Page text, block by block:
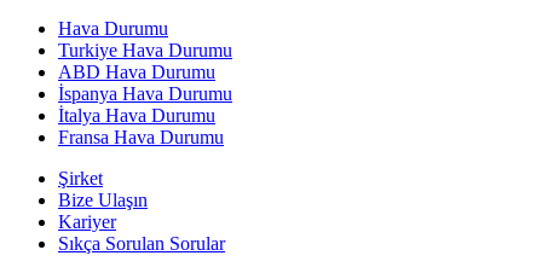
Hava Durumu
Turkiye Hava Durumu
ABD Hava Durumu
İspanya Hava Durumu
İtalya Hava Durumu
Fransa Hava Durumu
Şirket
Bize Ulaşın
Kariyer
Sıkça Sorulan Sorular